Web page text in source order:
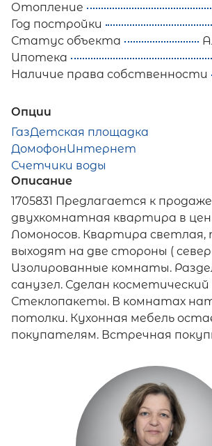
Отопление
Год постройки
Статус объекта
Ипотека
Наличие права собственности
Опции
ГазДетская площадка
ДомофонИнтернет
Счетчики воды
Описание
1705831 Предлагается к продаже
двухкомнатная квартира в
Ломоносов. Квартира светлая,
выходят на две стороны (
Изолированные комнаты.
санузел. Сделан
Стеклопакеты. В комнатах
потолки. Кухонная мебель
покупателям. Встречная